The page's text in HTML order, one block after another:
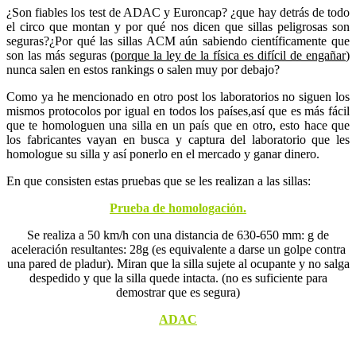
¿Son fiables los test de ADAC y Euroncap? ¿que hay detrás de todo
el circo que montan y por qué nos dicen que sillas peligrosas son
seguras?¿Por qué las sillas ACM aún sabiendo científicamente que
son las más seguras (porque la ley de la física es difícil de engañar)
nunca salen en estos rankings o salen muy por debajo?
Como ya he mencionado en otro post los laboratorios no siguen los
mismos protocolos por igual en todos los países,así que es más fácil
que te homologuen una silla en un país que en otro, esto hace que
los fabricantes vayan en busca y captura del laboratorio que les
homologue su silla y así ponerlo en el mercado y ganar dinero.
En que consisten estas pruebas que se les realizan a las sillas:
Prueba de homologación.
Se realiza a 50 km/h con una distancia de 630-650 mm: g de
aceleración resultantes: 28g (es equivalente a darse un golpe contra
una pared de pladur). Miran que la silla sujete al ocupante y no salga
despedido y que la silla quede intacta. (no es suficiente para
demostrar que es segura)
ADAC